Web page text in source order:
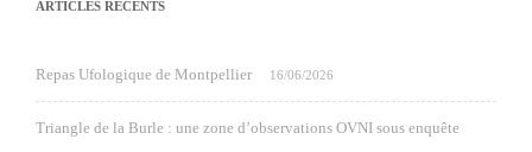
ARTICLES RÉCENTS
Repas Ufologique de Montpellier 16/06/2026
Triangle de la Burle : une zone d’observations OVNI sous enquête